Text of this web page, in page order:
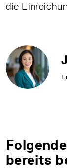
die
bereits